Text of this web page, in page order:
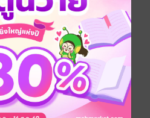
วัญ ติดตาม แชร์
ที่ 4 กรกฎาคม พ.ศ.2568
pdf
03 กรกฎาคม 2568